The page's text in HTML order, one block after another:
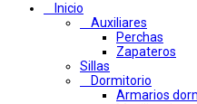
Inicio
Auxiliares
Perchas
Zapateros
Sillas
Dormitorio
Armarios